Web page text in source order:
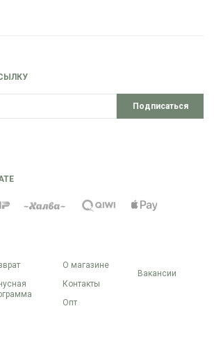
О магазине
Контакты
Опт
Вакансии
Подписаться